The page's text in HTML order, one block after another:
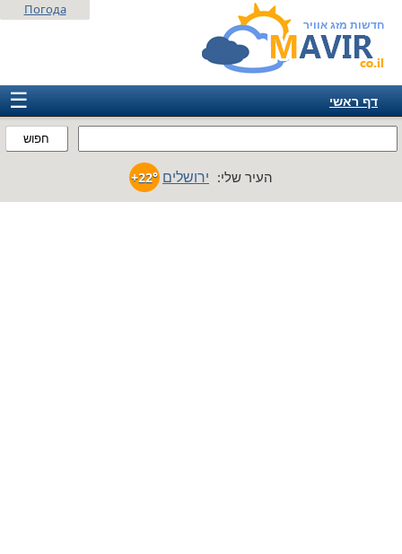
חדשות מזג אוויר
חפוש
Погода
☰
דף ראשי
אמריקה
העיר שלי: ירושלים +22°